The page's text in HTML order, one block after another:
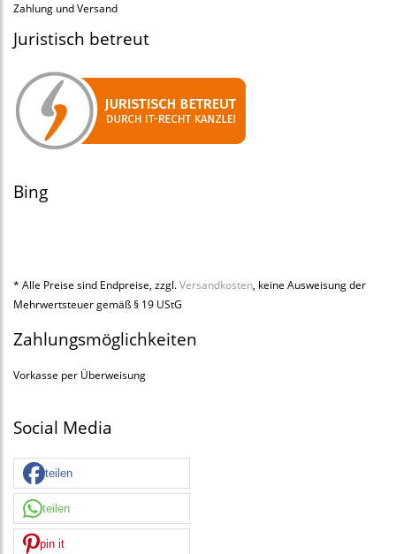
Zahlung und Versand
Juristisch betreut
Bing
* Alle Preise sind Endpreise, zzgl.Versandkosten, keine Ausweisung der
Mehrwertsteuer gemäß § 19 UStG
Zahlungsmöglichkeiten
Vorkasse per Überweisung
Social Media
teilen
teilen
pin it